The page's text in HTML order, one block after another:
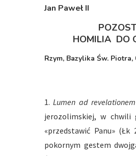
Jan Paweł II
HOMILIA DO
Rzym, Bazylika Św.
1.Lumen ad
jerozolimskiej, w chwili
«przedstawić Panu»
pokornym gestem